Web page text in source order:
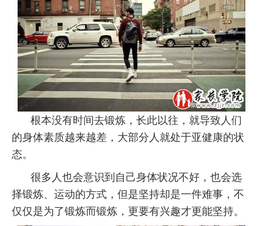
根本没有时间去锻炼，长此以往，就导致人们
的身体素质越来越差，大部分人就处于亚健康的状
态。
很多人也会意识到自己身体状况不好，也会选
择锻炼、运动的方式，但是坚持却是一件难事，不
仅仅是为了锻炼而锻炼，更要有兴趣才更能坚持。